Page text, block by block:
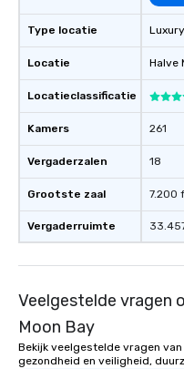
Type locatie
Locatie
Locatieclassificatie
Kamers
Vergaderzalen
Grootste zaal
Vergaderruimte
Halve
261
18
7.200
Veelgestelde vragen
Moon Bay
Bekijk veelgestelde vragen
gezondheid en veiligheid,